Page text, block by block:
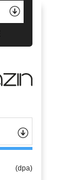
(dpa)